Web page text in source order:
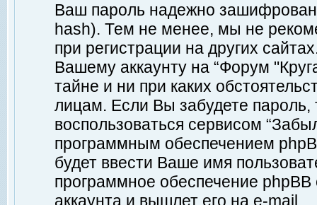
Ваш пароль надежно
hash). Тем не менее, мы не
при регистрации на других
Вашему аккаунту на “Форум
тайне и ни при каких
лицам. Если Вы забудете пароль,
воспользоваться сервисом
программным обеспечением
будет ввести Ваше имя
программное обеспечение
аккаунта и вышлет его на e-mail.